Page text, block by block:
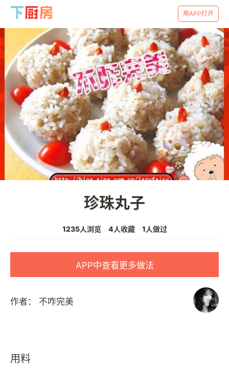
用APP打开
珍珠丸子
1235人浏览 4人收藏 1人做过
APP中查看更多做法
作者： 不咋完美
用料